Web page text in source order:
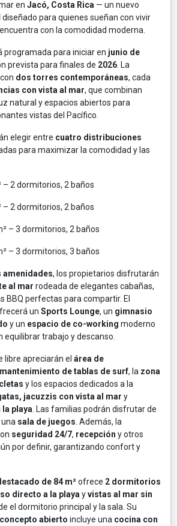
en Jacó, Costa Rica — un nuevo
para quienes sueñan con vivir
con la comodidad moderna.
programada para iniciar en junio de
prevista para finales de 2026 . La
dos torres contemporáneas, cada
con vista al mar, que combinan
natural y espacios abiertos para
vistas del Pacífico.
elegir entre cuatro distribuciones
para maximizar la comodidad y las
– 2 dormitorios, 2 baños
– 2 dormitorios, 2 baños
– 3 dormitorios, 2 baños
– 3 dormitorios, 3 baños
amenidades, los propietarios disfrutarán
al mar rodeada de elegantes cabañas,
BBQ perfectas para compartir. El
un Sports Lounge, un gimnasio
y un espacio de co-working moderno
equilibrar trabajo y descanso.
libre apreciarán el área de
de tablas de surf, la zona
y los espacios dedicados a la
jacuzzis con vista al mar y
playa . Las familias podrán disfrutar de
una sala de juegos . Además, la
seguridad 24/7, recepción y otros
por definir, garantizando confort y
de 84 m²ofrece 2 dormitorios
directo a la playa yvistas al mar sin
el dormitorio principal y la sala. Su
concepto abierto incluye una cocina con